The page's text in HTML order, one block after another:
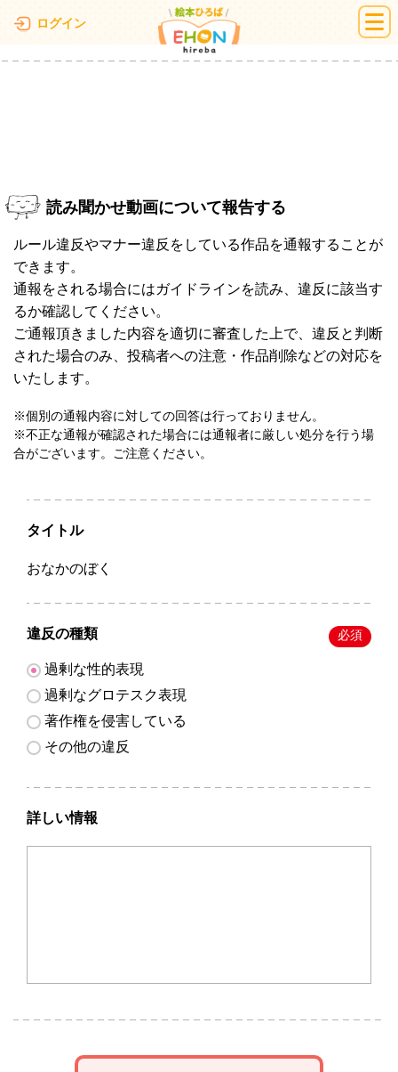
ログイン 絵本ひろば
読み聞かせ動画について報告する
ルール違反やマナー違反をしている作品を通報することが
できます。
通報をされる場合にはガイドラインを読み、違反に該当す
るか確認してください。
ご通報頂きました内容を適切に審査した上で、違反と判断
された場合のみ、投稿者への注意・作品削除などの対応を
いたします。
※個別の通報内容に対しての回答は行っておりません。
※不正な通報が確認された場合には通報者に厳しい処分を行う場
合がございます。ご注意ください。
タイトル
おなかのぼく
違反の種類 必須
過剰な性的表現
過剰なグロテスク表現
著作権を侵害している
その他の違反
詳しい情報